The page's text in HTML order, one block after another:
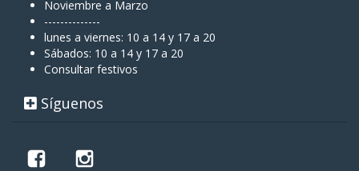
Noviembre a Marzo
--------------
lunes a viernes: 10 a 14 y 17 a 20
Sábados: 10 a 14 y 17 a 20
Consultar festivos
Síguenos